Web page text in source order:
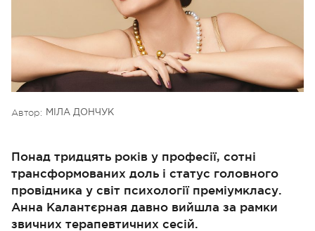
Автор: МІЛА ДОНЧУК
Понад тридцять років у професії, сотні
трансформованих доль і статус головного
провідника у світ психології преміумкласу.
Анна Калантєрная давно вийшла за рамки
звичних терапевтичних сесій.